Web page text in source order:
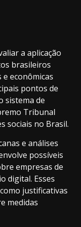
a aplicação
brasileiros
econômicas
pontos de
sistema de
Tribunal
sociais no Brasil.
e análises
possíveis
empresas de
digital. Esses
justificativas
medidas